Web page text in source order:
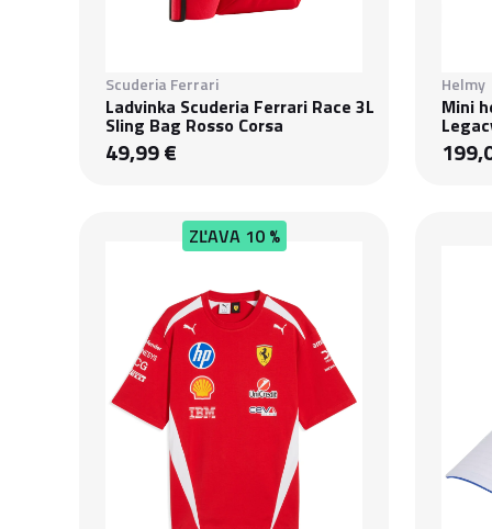
Scuderia Ferrari
Ladvinka Scuderia Ferrari Race 3L
Sling Bag Rosso Corsa
49,99 €
Helmy
Mini
ZĽAVA10 %